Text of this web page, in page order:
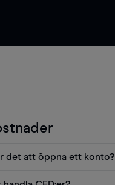
det att öppna ett konto?